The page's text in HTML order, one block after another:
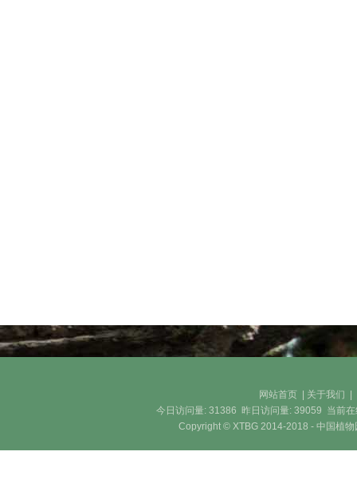
网站首页 关于我们
今日访问量: 31386 昨日访问量: 39059 当前
Copyright © XTBG 2014-2018 - 中国